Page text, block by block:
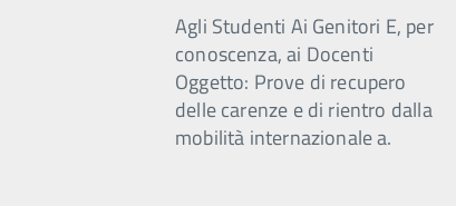
Agli Studenti Ai Genitori E, per
conoscenza, ai Docenti
Oggetto: Prove di recupero
delle carenze e di rientro dalla
mobilità internazionale a.